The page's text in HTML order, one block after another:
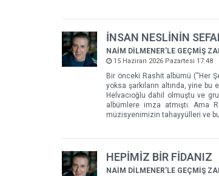
İNSAN NESLİNİN
NAİM DİLMENER'LE GEÇMİŞ
15 Haziran 2026 Pazartesi 17:48
Bir önceki Rashit albümü (“Her
yoksa şarkıların altında, yine bu
Helvacıoğlu dahil olmuştu ve
albümlere imza atmıştı. Ama
müzisyenimizin tahayyülleri ve
HEPİMİZ BİR FİDANIZ
NAİM DİLMENER'LE GEÇMİŞ